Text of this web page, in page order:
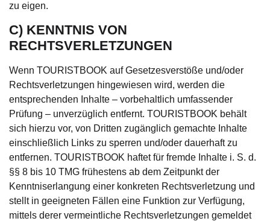
zu eigen.
C) KENNTNIS VON
RECHTSVERLETZUNGEN
Wenn TOURISTBOOK auf Gesetzesverstöße und/oder
Rechtsverletzungen hingewiesen wird, werden die
entsprechenden Inhalte – vorbehaltlich umfassender
Prüfung – unverzüglich entfernt. TOURISTBOOK behält
sich hierzu vor, von Dritten zugänglich gemachte Inhalte
einschließlich Links zu sperren und/oder dauerhaft zu
entfernen. TOURISTBOOK haftet für fremde Inhalte i. S. d.
§§ 8 bis 10 TMG frühestens ab dem Zeitpunkt der
Kenntniserlangung einer konkreten Rechtsverletzung und
stellt in geeigneten Fällen eine Funktion zur Verfügung,
mittels derer vermeintliche Rechtsverletzungen gemeldet